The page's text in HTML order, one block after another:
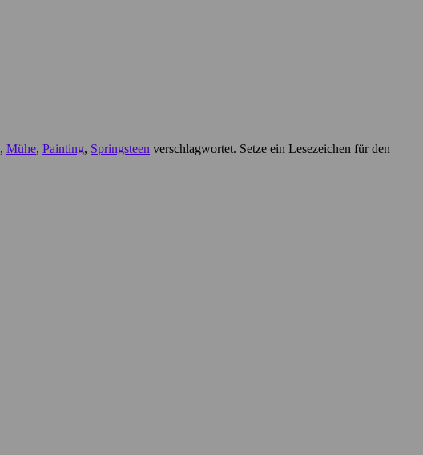
, Mühe, Painting, Springsteen verschlagwortet. Setze ein Lesezeichen für den